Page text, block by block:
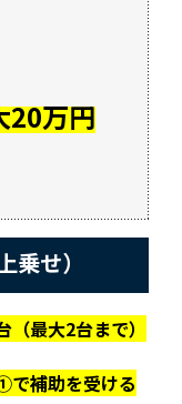
20万円
せ）
（最大2台まで）
で補助を受ける